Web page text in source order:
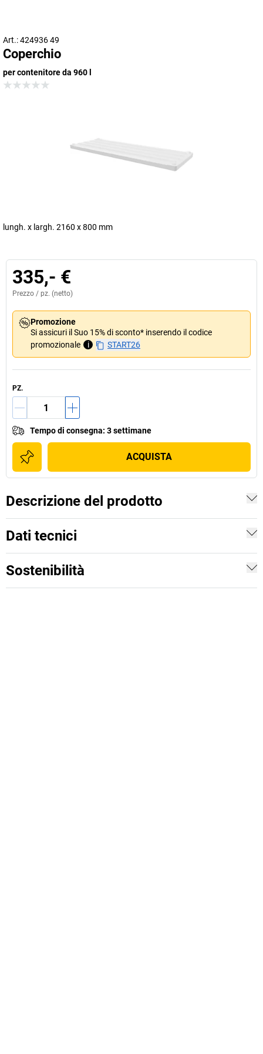
Art.: 424936 49
Coperchio
per contenitore da 960 l
lungh. x largh. 2160 x 800 mm
335,- €
Prezzo / pz. (netto)
Promozione
Si assicuri il Suo 15% di sconto* inserendo il codice
promozionale
i START26
PZ.
Tempo di consegna: 3 settimane
ACQUISTA
Descrizione del prodotto
Dati tecnici
Sostenibilità